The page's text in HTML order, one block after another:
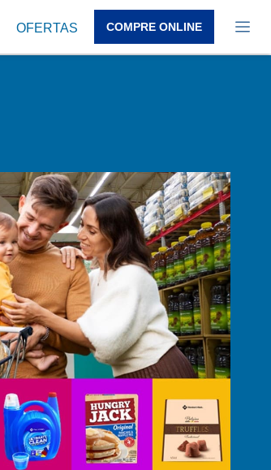
OFERTAS COMPRE ONLINE